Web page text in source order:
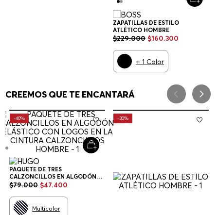
ZAPATILLAS DE ESTILO
ATLÉTICO HOMBRE
$229.000 $160.300
+ 1 Color
CREEMOS QUE TE ENCANTARÁ
-40%
PAQUETE DE TRES
CALZONCILLOS EN ALGODÓN
ELÁSTICO CON LOGOS EN LA
CINTURA CALZONCILLOS
HOMBRE
$79.000 $47.400
Multicolor
-30%